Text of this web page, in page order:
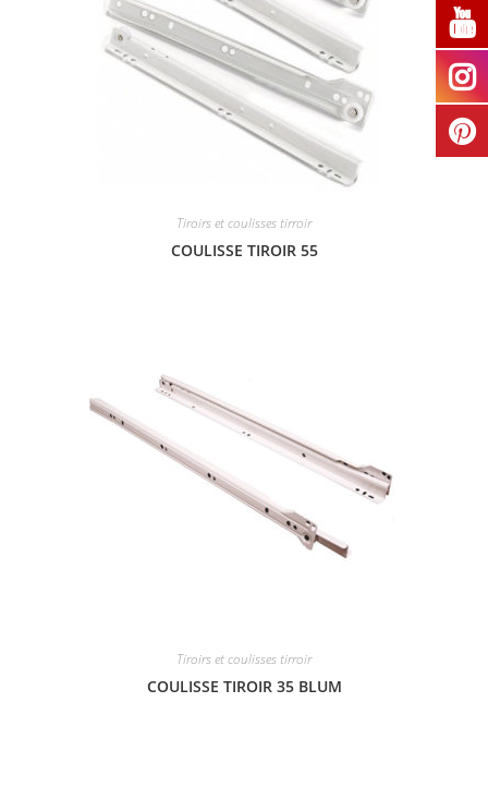
Tiroirs et coulisses tirroir
COULISSE TIROIR 55
Tiroirs et coulisses tirroir
COULISSE TIROIR 35 BLUM